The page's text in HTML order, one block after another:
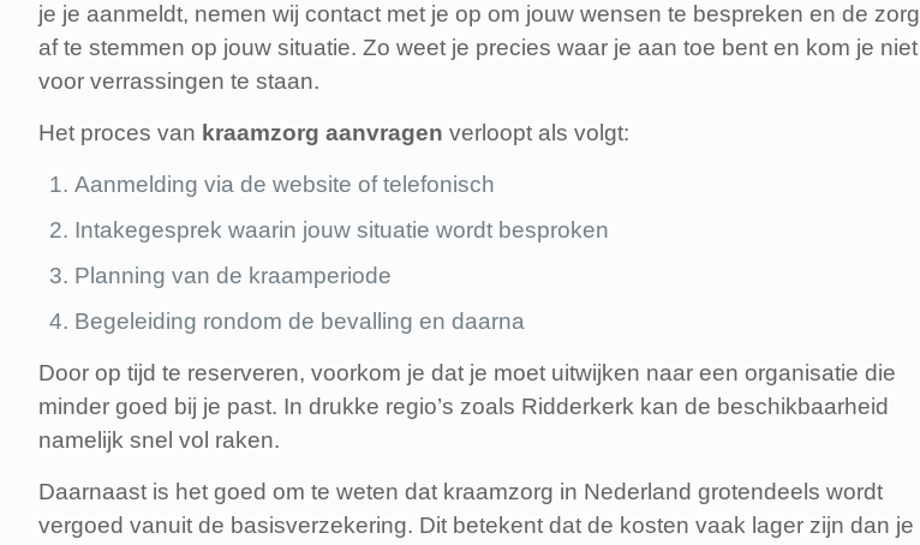
je je aanmeldt, nemen wij contact met je op om jouw wensen te bespreken en de zorg
af te stemmen op jouw situatie. Zo weet je precies waar je aan toe bent en kom je niet
voor verrassingen te staan.
Het proces van kraamzorg aanvragen verloopt als volgt:
Aanmelding via de website of telefonisch
Intakegesprek waarin jouw situatie wordt besproken
Planning van de kraamperiode
Begeleiding rondom de bevalling en daarna
Door op tijd te reserveren, voorkom je dat je moet uitwijken naar een organisatie die
minder goed bij je past. In drukke regio’s zoals Ridderkerk kan de beschikbaarheid
namelijk snel vol raken.
Daarnaast is het goed om te weten dat kraamzorg in Nederland grotendeels wordt
vergoed vanuit de basisverzekering. Dit betekent dat de kosten vaak lager zijn dan je